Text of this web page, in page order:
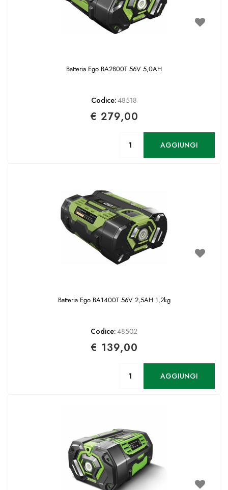
Batteria Ego BA2800T 56V 5,0AH
Codice:48518
€ 279,00
AGGIUNGI
Batteria Ego BA1400T 56V 2,5AH 1,2kg
Codice:48502
€ 139,00
AGGIUNGI